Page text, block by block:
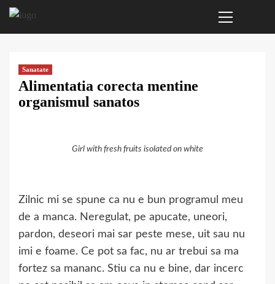
Sari
Menu
Sanatate
Alimentatia corecta mentine
organismul sanatos
Girl with fresh fruits isolated on white
Zilnic mi se spune ca nu e bun programul meu
de a manca. Neregulat, pe apucate, uneori,
pardon, deseori mai sar peste mese, uit sau nu
imi e foame. Ce pot sa fac, nu ar trebui sa ma
fortez sa mananc. Stiu ca nu e bine, dar incerc